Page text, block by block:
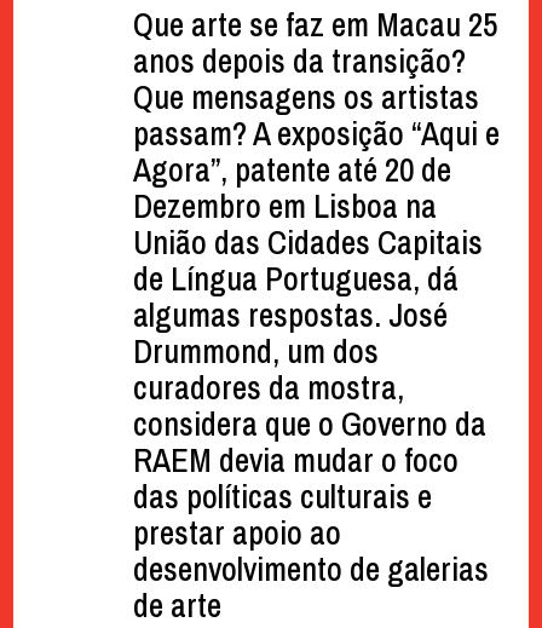
Que arte se faz em Macau 25
anos depois da transição?
Que mensagens os artistas
passam? A exposição “Aqui e
Agora”, patente até 20 de
Dezembro em Lisboa na
União das Cidades Capitais
de Língua Portuguesa, dá
algumas respostas. José
Drummond, um dos
curadores da mostra,
considera que o Governo da
RAEM devia mudar o foco
das políticas culturais e
prestar apoio ao
desenvolvimento de galerias
de arte